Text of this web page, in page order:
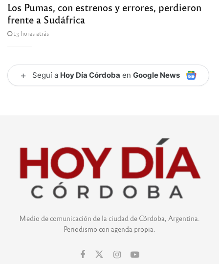
Los Pumas, con estrenos y errores, perdieron
frente a Sudáfrica
13 horas atrás
+ Seguí a Hoy Día Córdoba en Google News
Medio de comunicación de la ciudad de Córdoba, Argentina.
Periodismo con agenda propia.